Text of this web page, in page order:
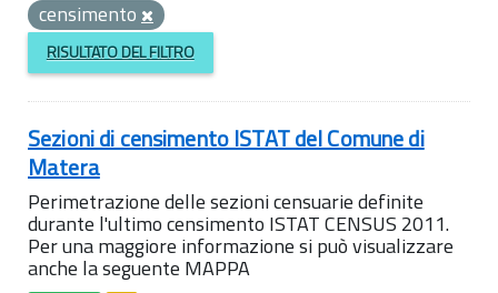
censimento
RISULTATO DEL FILTRO
Sezioni di censimento ISTAT del Comune di
Matera
Perimetrazione delle sezioni censuarie definite
durante l'ultimo censimento ISTAT CENSUS 2011.
Per una maggiore informazione si può visualizzare
anche la seguente MAPPA